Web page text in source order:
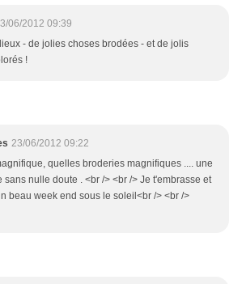
06/2012 09:39
- de jolies choses brodées - et de jolis
!
23/06/2012 09:22
quelles broderies magnifiques .... une
sans nulle doute . <br /> <br /> Je t'embrasse et
beau week end sous le soleil<br /> <br />